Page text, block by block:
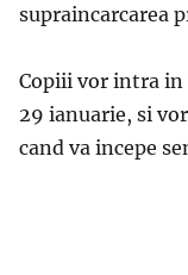
supraincarcarea
Copiii vor intra
29 ianuarie, si
cand va incepe